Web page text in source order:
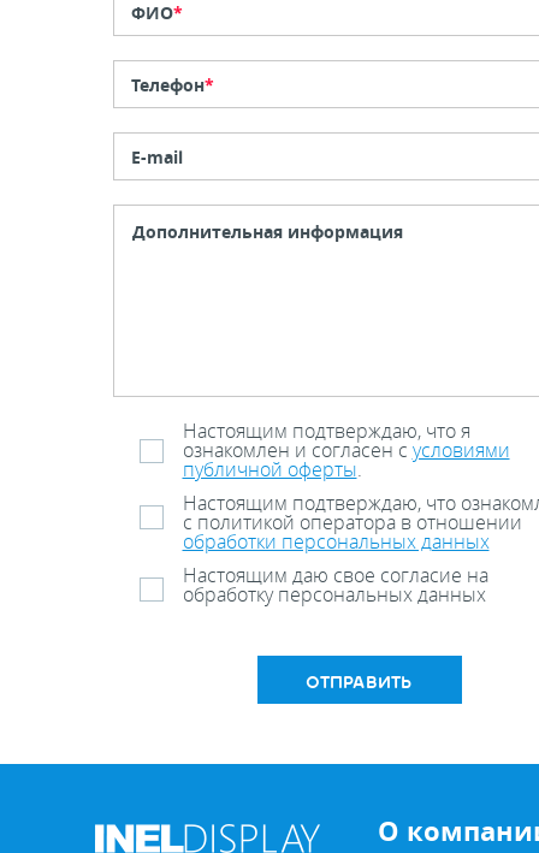
ФИО*
Телефон*
E-mail
Настоящим подтверждаю, что я
ознакомлен и согласен с условиями
публичной оферты.
Настоящим подтверждаю, что
с политикой оператора в отношении
обработки персональных данных
Настоящим даю свое согласие на
обработку персональных данных
ОТПРАВИТЬ
О